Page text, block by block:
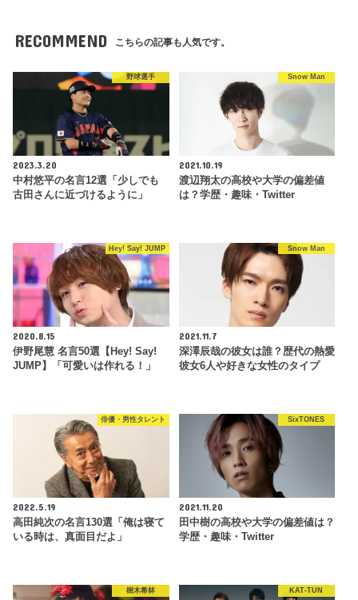
RECOMMEND こちらの記事も人気です。
野球選手
2023.3.20
中村悠平の名言12選「少しでも
古田さんに近づけるように」
Snow Man
2021.10.19
渡辺翔太の高校や大学の偏差値
は？学歴・趣味・Twitter
Hey! Say! JUMP
2020.8.15
伊野尾慧 名言50選【Hey! Say!
JUMP】「可愛いは作れる！」
Snow Man
2021.11.7
深澤辰哉の彼女は誰？歴代の熱愛
彼女6人や好きな女性のタイプ
俳優・男性タレント
2022.5.19
高田純次の名言130選「俺は寝て
いる時は、真面目だよ」
SixTONES
2021.11.20
田中樹の高校や大学の偏差値は？
学歴・趣味・Twitter
樹木希林 KAT-TUN